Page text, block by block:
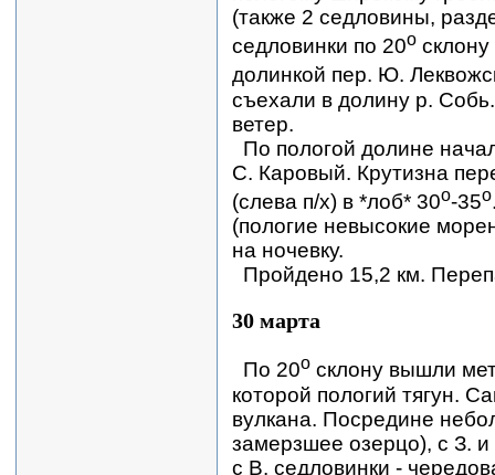
(также 2 седловины,
седловинки по 20о
долинкой пер. Ю.
съехали в долину р.
ветер.
По пологой долине
С. Каровый. Крутизна
(слева п/х) в *лоб* 30о-35о
(пологие невысокие
на ночевку.
Пройдено 15,2 км.
30 марта
По 20о склону вышли
которой пологий тягун.
вулкана. Посредине
замерзшее озерцо), с З.
с В. седловинки -